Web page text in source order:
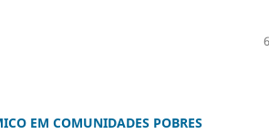
EM COMUNIDADES POBRES